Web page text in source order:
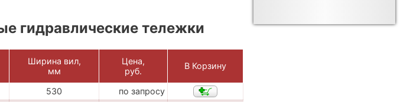
гидравлические тележки
Ширина вил,
мм
Цена,
руб.
В Корзину
530 по запросу